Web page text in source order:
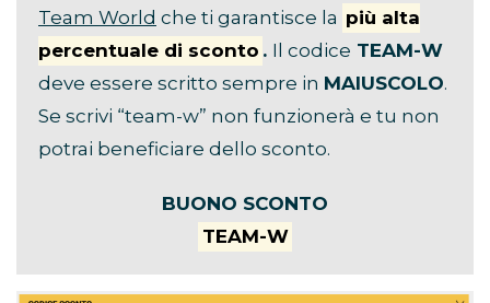
Team World che ti garantisce la più alta
percentuale di sconto . Il codice TEAM-W
deve essere scritto sempre in MAIUSCOLO.
Se scrivi “team-w” non funzionerà e tu non
potrai beneficiare dello sconto.
BUONO SCONTO
TEAM-W